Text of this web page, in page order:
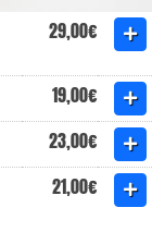
29,00€
19,00€
23,00€
21,00€